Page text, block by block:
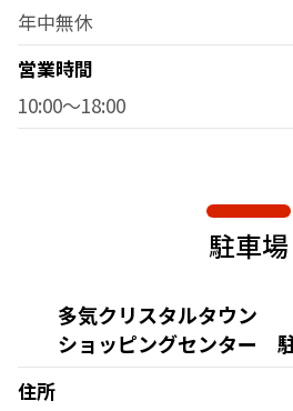
年中無休
営業時間
10:00～18:00
駐車場
多気クリスタルタウン
ショッピングセンター
住所